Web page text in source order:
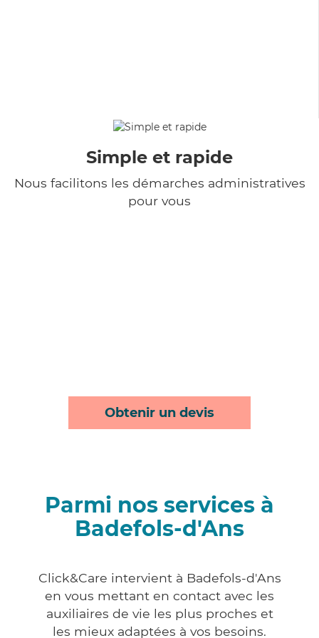
Simple et rapide
Nous facilitons les démarches administratives
pour vous
Obtenir un devis
Parmi nos services à
Badefols-d'Ans
Click&Care intervient à Badefols-d'Ans
en vous mettant en contact avec les
auxiliaires de vie les plus proches et
les mieux adaptées à vos besoins.